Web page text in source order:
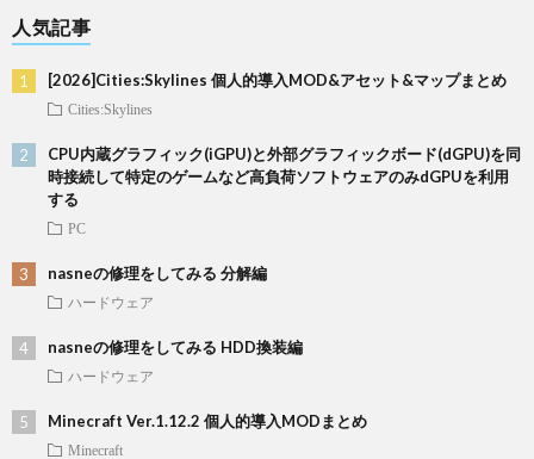
人気記事
[2026]Cities:Skylines 個人的導入MOD&アセット&マップまとめ
Cities:Skylines
CPU内蔵グラフィック(iGPU)と外部グラフィックボード(dGPU)を同
時接続して特定のゲームなど高負荷ソフトウェアのみdGPUを利用
する
PC
nasneの修理をしてみる 分解編
ハードウェア
nasneの修理をしてみる HDD換装編
ハードウェア
Minecraft Ver.1.12.2 個人的導入MODまとめ
Minecraft